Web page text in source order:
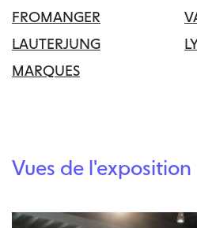
FROMANGER
LAUTERJUNG
MARQUES
Vues de l'exposition